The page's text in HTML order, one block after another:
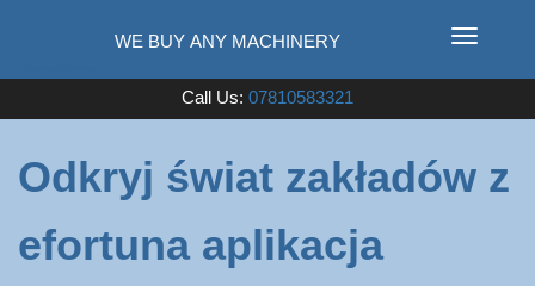
T
g
e
Call Us: 07810583321
Odkryj świat zakładów z
efortuna aplikacja